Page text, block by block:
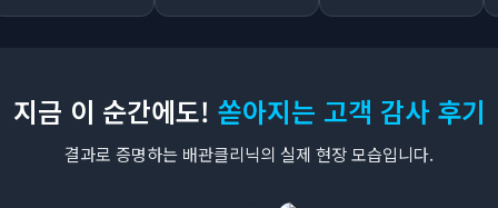
지금 이 순간에도! 쏟아지는 고객 감사 후기
결과로 증명하는 배관클리닉의 실제 현장 모습입니다.